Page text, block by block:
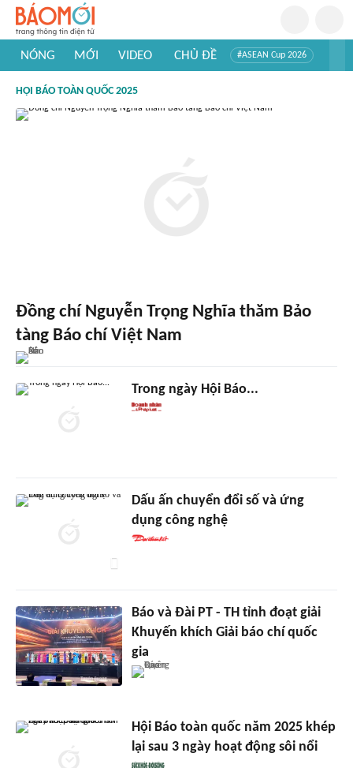
NÓNG MỚI VIDEO CHỦ ĐỀ #ASEAN Cup 2026
#Khám phá thế giới
HỘI BÁO TOÀN QUỐC 2025
Đồng chí Nguyễn Trọng Nghĩa thăm Bảo
tàng Báo chí Việt Nam
Trong ngày Hội Báo...
Dấu ấn chuyển đổi số và ứng
dụng công nghệ
Báo và Đài PT - TH tỉnh đoạt giải
Khuyến khích Giải báo chí quốc
gia
Hội Báo toàn quốc năm 2025 khép
lại sau 3 ngày hoạt động sôi nổi